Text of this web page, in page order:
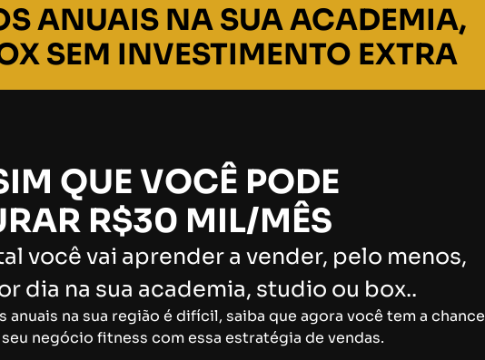
ANUAIS NA SUA ACADEMIA,
SEM INVESTIMENTO EXTRA
QUE VOCÊ PODE
R$30 MIL/MÊS
você vai aprender a vender, pelo menos,
dia na sua academia, studio ou box..
anuais na sua região é difícil, saiba que agora você tem a chance
negócio fitness com essa estratégia de vendas.